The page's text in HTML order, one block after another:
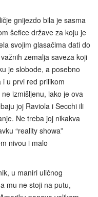
gnijezdo bila je sasma
šefice države za koju je
svojim glasačima dati do
zemalja saveza koji
je slobode, a posebno
u prvi red prilikom
izmišljenu, iako je ova
joj Raviola i Secchi ili
Ne treba joj nikakva
“reality showa”
nivou i malo
u maniri uličnog
mu ne stoji na putu,